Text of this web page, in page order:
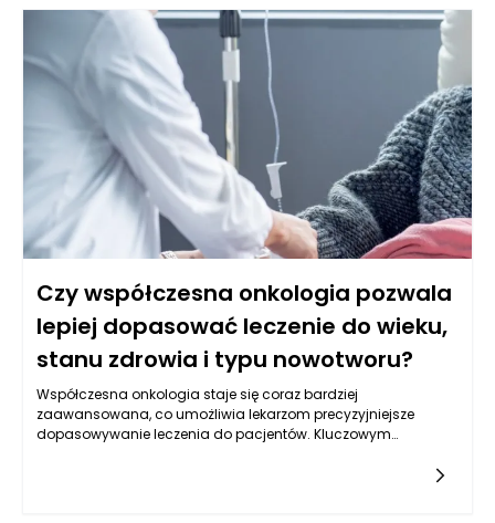
spełniać konkretne potrzeby użytkowników, a jednocześnie
doskonale wpasują się w ich styl życia. Meble na wymiar
tworzą tę wyjątkową przestrzeń, dostosowaną do
indywidualnych wymagań, co gwarantuje zarówno wygodę,
jak i wydajność w gotowaniu.
Czy współczesna onkologia pozwala
lepiej dopasować leczenie do wieku,
stanu zdrowia i typu nowotworu?
Współczesna onkologia staje się coraz bardziej
zaawansowana, co umożliwia lekarzom precyzyjniejsze
dopasowywanie leczenia do pacjentów. Kluczowym
różne grupy wiekowe mogą reagować odmiennie na terapie,